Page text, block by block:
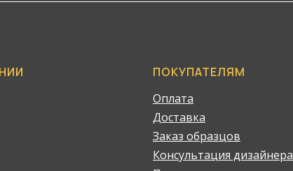
ПОКУПАТЕЛЯМ
Оплата
Доставка
Заказ образцов
Консультация дизайнера